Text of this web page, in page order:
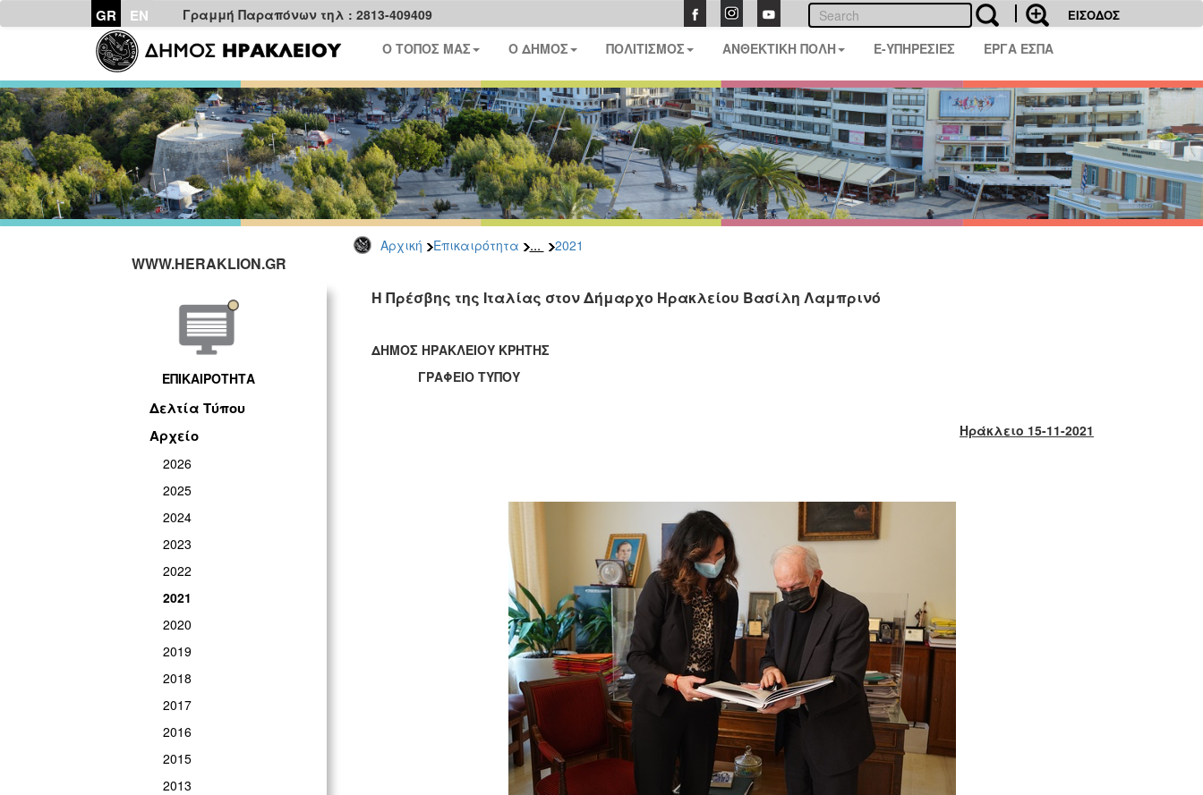
GR EN Γραμμή Παραπόνων τηλ : 2813-409409 ΕΙΣΟΔΟΣ
Ο ΤΟΠΟΣ ΜΑΣ Ο ΔΗΜΟΣ ΠΟΛΙΤΙΣΜΟΣ ΑΝΘΕΚΤΙΚΗ ΠΟΛΗ E-ΥΠΗΡΕΣΙΕΣ ΕΡΓΑ ΕΣΠΑ
Αρχική Επικαιρότητα ... 2021
WWW.HERAKLION.GR
ΕΠΙΚΑΙΡΟΤΗΤΑ
Δελτία Τύπου
Αρχείο
2026
2025
2024
2023
2022
2021
2020
2019
2018
2017
2016
2015
2013
Η Πρέσβης της Ιταλίας στον Δήμαρχο Ηρακλείου Βασίλη Λαμπρινό
ΔΗΜΟΣ ΗΡΑΚΛΕΙΟΥ ΚΡΗΤΗΣ
ΓΡΑΦΕΙΟ ΤΥΠΟΥ
Ηράκλειο 15-11-2021